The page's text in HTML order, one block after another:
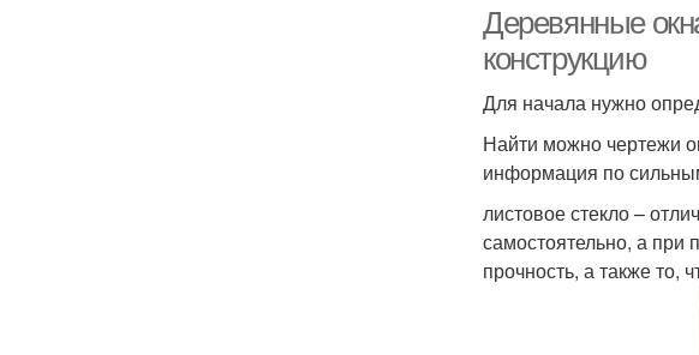
Деревянные
конструкцию
Для начала нужно
Найти можно чертежи
информация по
листовое стекло –
самостоятельно, а
прочность, а также то,